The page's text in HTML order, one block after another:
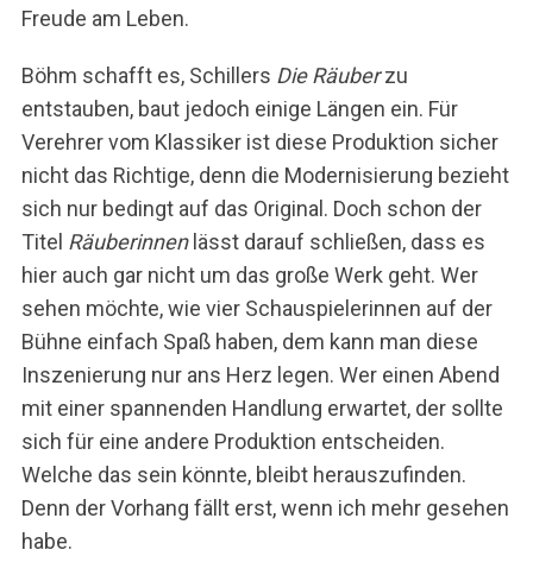
Freude am Leben.
Böhm schafft es, Schillers Die Räuberzu
entstauben, baut jedoch einige Längen ein. Für
Verehrer vom Klassiker ist diese Produktion sicher
nicht das Richtige, denn die Modernisierung bezieht
sich nur bedingt auf das Original. Doch schon der
Titel Räuberinnenlässt darauf schließen, dass es
hier auch gar nicht um das große Werk geht. Wer
sehen möchte, wie vier Schauspielerinnen auf der
Bühne einfach Spaß haben, dem kann man diese
Inszenierung nur ans Herz legen. Wer einen Abend
mit einer spannenden Handlung erwartet, der sollte
sich für eine andere Produktion entscheiden.
Welche das sein könnte, bleibt herauszufinden.
Denn der Vorhang fällt erst, wenn ich mehr gesehen
habe.